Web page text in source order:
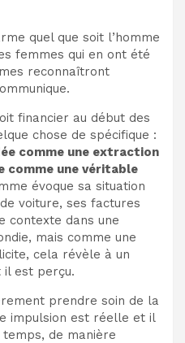
quel que soit l’homme
femmes qui en ont été
reconnaîtront
financier au début des
chose de spécifique :
comme une extraction
comme une véritable
évoque sa situation
voiture, ses factures
contexte dans une
mais comme une
cela révèle à un
il est perçu.
prendre soin de la
impulsion est réelle et il
de manière